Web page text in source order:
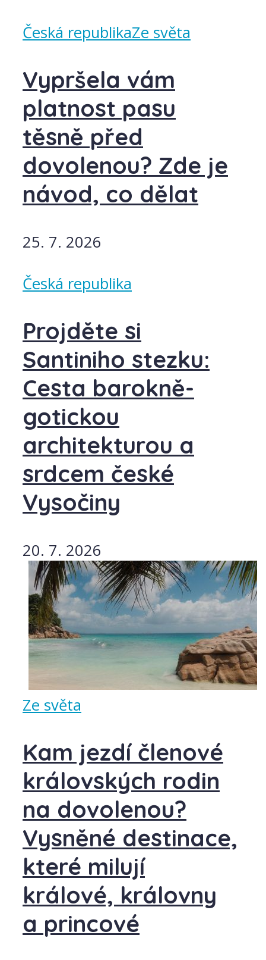
Česká republikaZe světa
Vypršela vám
platnost pasu
těsně před
dovolenou? Zde je
návod, co dělat
25. 7. 2026
Česká republika
Projděte si
Santiniho stezku:
Cesta barokně-
gotickou
architekturou a
srdcem české
Vysočiny
20. 7. 2026
Ze světa
Kam jezdí členové
královských rodin
na dovolenou?
Vysněné destinace,
které milují
králové, královny
a princové